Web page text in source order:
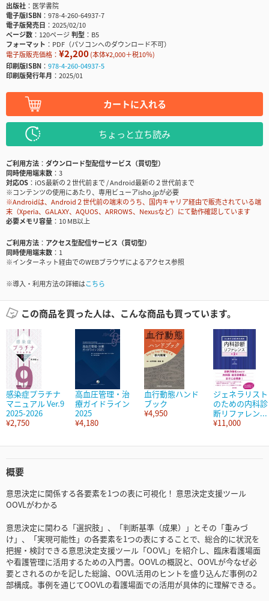
出版社
医学書院
電子版ISBN
978-4-260-64937-7
電子版発売日
2025/02/10
ページ数
120ページ判型
B5
フォーマット
PDF（パソコンへのダウンロード不可）
電子版販売価格： ¥2,200(本体¥2,000＋税10％)
印刷版ISBN
978-4-260-04937-5
印刷版発行年月
2025/01
カートに入れる
ちょっと立ち読み
ご利用方法
ダウンロード型配信サービス（買切型）
同時使用端末数
3
対応OS
iOS最新の２世代前まで / Android最新の２世代前まで
※コンテンツの使用にあたり、専用ビューアisho.jpが必要
※Androidは、Android２世代前の端末のうち、国内キャリア経由で販売されている端
末（Xperia、GALAXY、AQUOS、ARROWS、Nexusなど）にて動作確認しています
必要メモリ容量
10 MB以上
ご利用方法
アクセス型配信サービス（買切型）
同時使用端末数
1
※インターネット経由でのWEBブラウザによるアクセス参照
※導入・利用方法の詳細はこちら
この商品を買った人は、こんな商品も買っています。
感染症プラチナ
マニュアル Ver.9
2025-2026
¥2,750
高血圧管理・治
療ガイドライン
2025
¥4,180
血行動態ハンド
ブック
¥4,950
ジェネラリスト
のための内科診
断リファレン...
¥11,000
概要
意思決定に関係する各要素を1つの表に可視化！ 意思決定支援ツール
OOVLがわかる
意思決定に関わる「選択肢」、「判断基準（成果）」とその「重みづ
け」、「実現可能性」の各要素を1つの表にすることで、総合的に状況を
把握・検討できる意思決定支援ツール「OOVL」を紹介し、臨床看護場面
や看護管理に活用するための入門書。OOVLの概説と、OOVLが今なぜ必
要とされるのかを記した総論、OOVL活用のヒントを盛り込んだ事例の2
部構成。事例を通じてOOVLの看護場面での活用が具体的に理解できる。